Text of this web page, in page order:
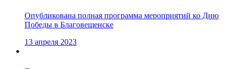
Опубликована полная программа мероприятий ко Дню
Победы в Благовещенске
13 апреля 2023